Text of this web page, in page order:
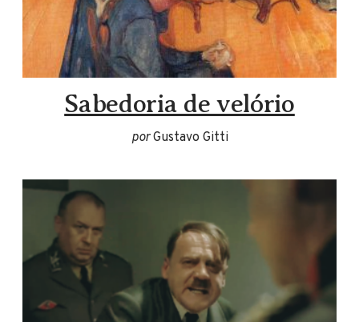
Sabedoria de velório
porGustavo Gitti